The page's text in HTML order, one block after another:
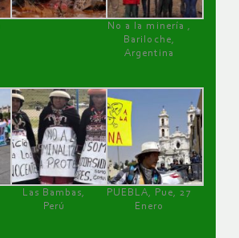
No a la minería ,
Bariloche,
Argentina
Las Bambas,
Perú
PUEBLA, Pue, 27
Enero